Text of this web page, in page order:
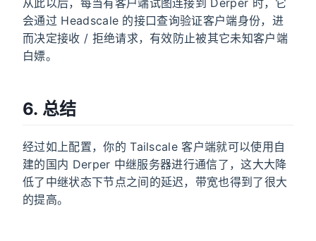
会通过 Headscale 的接口查询验证客户端身份，进
而决定接收 / 拒绝请求，有效防止被其它未知客户端
白嫖。
6. 总结
经过如上配置，你的 Tailscale 客户端就可以使用自
建的国内 Derper 中继服务器进行通信了，这大大降
低了中继状态下节点之间的延迟，带宽也得到了很大
的提高。